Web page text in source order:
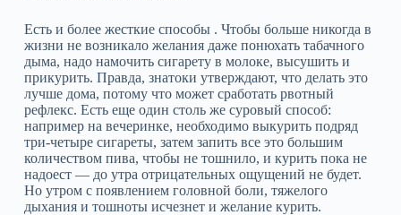
Есть и более жесткие способы . Чтобы больше никогда в
жизни не возникало желания даже понюхать табачного
дыма, надо намочить сигарету в молоке, высушить и
прикурить. Правда, знатоки утверждают, что делать это
лучше дома, потому что может сработать рвотный
рефлекс. Есть еще один столь же суровый способ:
например на вечеринке, необходимо выкурить подряд
три-четыре сигареты, затем запить все это большим
количеством пива, чтобы не тошнило, и курить пока не
надоест — до утра отрицательных ощущений не будет.
Но утром с появлением головной боли, тяжелого
дыхания и тошноты исчезнет и желание курить.